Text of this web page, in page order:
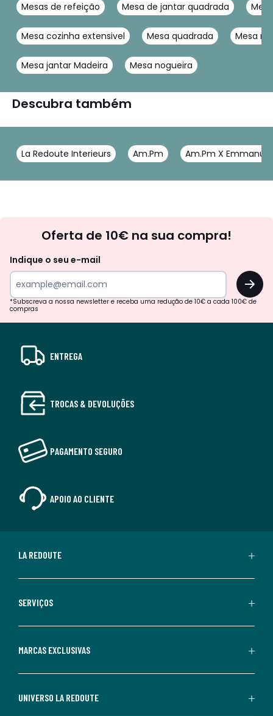
Mesas de refeição Mesa de jantar quadrada
Mesa cozinha extensivel Mesa quadrada Mesa
Mesa jantar Madeira Mesa nogueira
Descubra também
La Redoute Interieurs Am.Pm Am.Pm X
Oferta de 10€ na sua compra!
Indique o seu e-mail
OK
*Subscreva a nossa newsletter e receba uma redução de 10€ a cada 100€ de
compras
ENTREGA
TROCAS & DEVOLUÇÕES
PAGAMENTO SEGURO
APOIO AO CLIENTE
LA REDOUTE
SERVIÇOS
MARCAS EXCLUSIVAS
UNIVERSO LA REDOUTE